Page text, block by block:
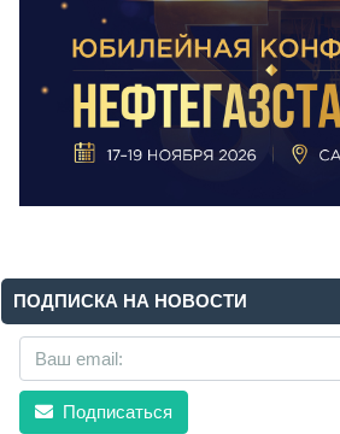
ПОДПИСКА НА НОВОСТИ
Подписаться